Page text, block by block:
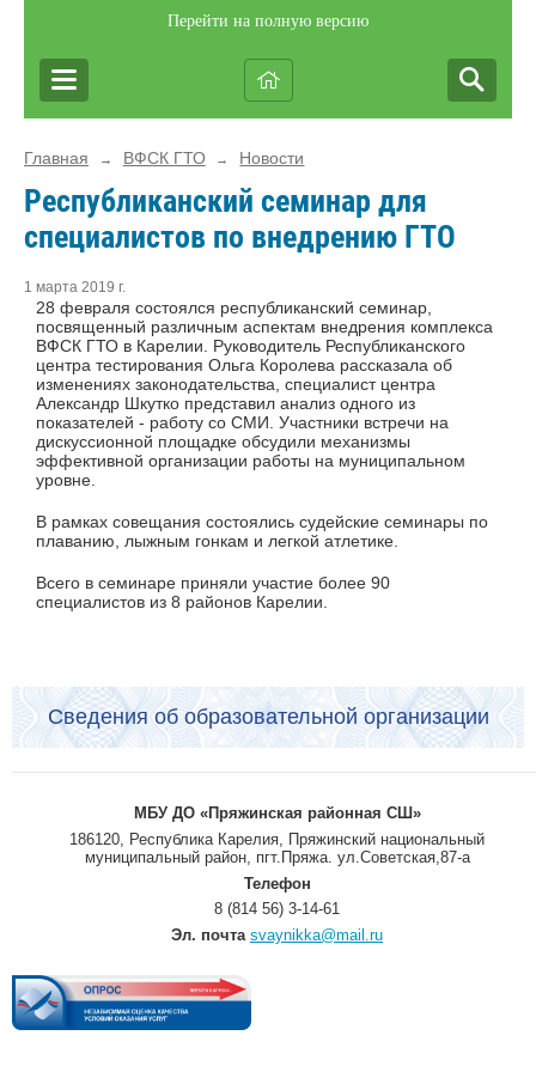
Перейти на полную версию
Главная → ВФСК ГТО → Новости
Республиканский семинар для
специалистов по внедрению ГТО
1 марта 2019 г.
28 февраля состоялся республиканский семинар,
посвященный различным аспектам внедрения комплекса
ВФСК ГТО в Карелии. Руководитель Республиканского
центра тестирования Ольга Королева рассказала об
изменениях законодательства, специалист центра
Александр Шкутко представил анализ одного из
показателей - работу со СМИ. Участники встречи на
дискуссионной площадке обсудили механизмы
эффективной организации работы на муниципальном
уровне.
В рамках совещания состоялись судейские семинары по
плаванию, лыжным гонкам и легкой атлетике.
Всего в семинаре приняли участие более 90
специалистов из 8 районов Карелии.
Сведения об образовательной организации
МБУ ДО «Пряжинская районная СШ»
186120, Республика Карелия, Пряжинский национальный
муниципальный район, пгт.Пряжа. ул.Советская,87-а
Телефон
8 (814 56) 3-14-61
Эл. почта svaynikka@mail.ru